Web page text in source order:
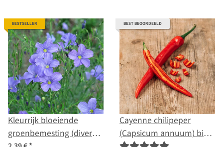
BESTSELLER
Kleurrijk bloeiende
groenbemesting (diverse
BEST BEOORDEELD
Cayenne chilipeper
(Capsicum annuum) bio